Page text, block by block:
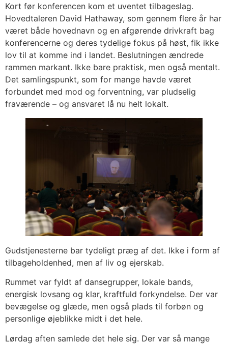
Kort før konferencen kom et uventet tilbageslag.
Hovedtaleren David Hathaway, som gennem flere år har
været både hovednavn og en afgørende drivkraft bag
konferencerne og deres tydelige fokus på høst, fik ikke
lov til at komme ind i landet. Beslutningen ændrede
rammen markant. Ikke bare praktisk, men også mentalt.
Det samlingspunkt, som for mange havde været
forbundet med mod og forventning, var pludselig
fraværende – og ansvaret lå nu helt lokalt.
Gudstjenesterne bar tydeligt præg af det. Ikke i form af
tilbageholdenhed, men af liv og ejerskab.
Rummet var fyldt af dansegrupper, lokale bands,
energisk lovsang og klar, kraftfuld forkyndelse. Der var
bevægelse og glæde, men også plads til forbøn og
personlige øjeblikke midt i det hele.
Lørdag aften samlede det hele sig. Der var så mange